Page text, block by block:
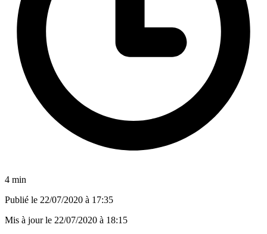
4 min
Publié le 22/07/2020 à 17:35
Mis à jour le 22/07/2020 à 18:15